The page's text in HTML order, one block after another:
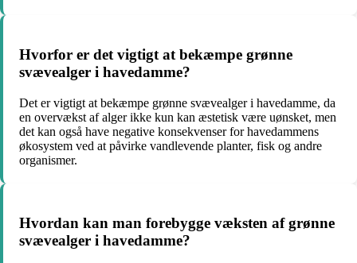
Hvorfor er det vigtigt at bekæmpe grønne
svævealger i havedamme?
Det er vigtigt at bekæmpe grønne svævealger i havedamme, da
en overvækst af alger ikke kun kan æstetisk være uønsket, men
det kan også have negative konsekvenser for havedammens
økosystem ved at påvirke vandlevende planter, fisk og andre
organismer.
Hvordan kan man forebygge væksten af grønne
svævealger i havedamme?